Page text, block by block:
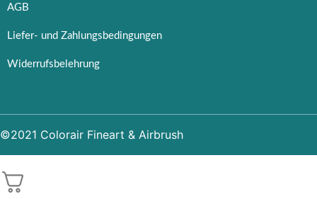
AGB
Liefer- und Zahlungsbedingungen
Widerrufsbelehrung
©2021 Colorair Fineart & Airbrush